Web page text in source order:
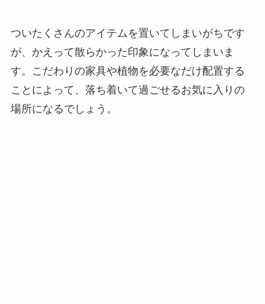
ついたくさんのアイテムを置いてしまいがちです
が、かえって散らかった印象になってしまいま
す。
こだわりの家具や植物を必要なだけ配置する
ことによって、落ち着いて過ごせるお気に入りの
場所になるでしょう 。